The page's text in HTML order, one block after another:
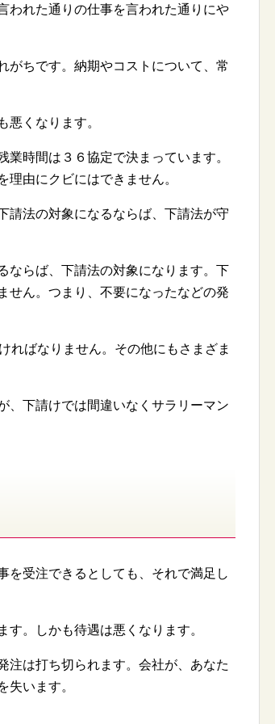
われた通りの仕事を言われた通りにや
がちです。納期やコストについて、常
悪くなります。
時間は３６協定で決まっています。
由にクビにはできません。
請法の対象になるならば、下請法が守
ならば、下請法の対象になります。下
せん。つまり、不要になったなどの発
ればなりません。その他にもさまざま
、下請けでは間違いなくサラリーマン
を受注できるとしても、それで満足し
。しかも待遇は悪くなります。
注は打ち切られます。会社が、あなた
失います。